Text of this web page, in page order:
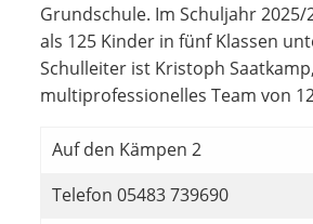
Grundschule. Im Schuljahr
als 125 Kinder in fünf Klassen
Schulleiter ist Kristoph
multiprofessionelles Team von
Auf den Kämpen 2
Telefon 05483 739690